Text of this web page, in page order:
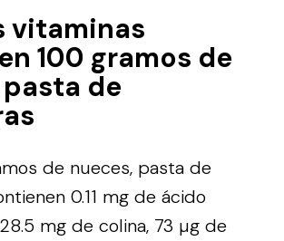
vitaminas
100 gramos de
de
de nueces, pasta de
0.11 mg de ácido
mg de colina, 73 µg de